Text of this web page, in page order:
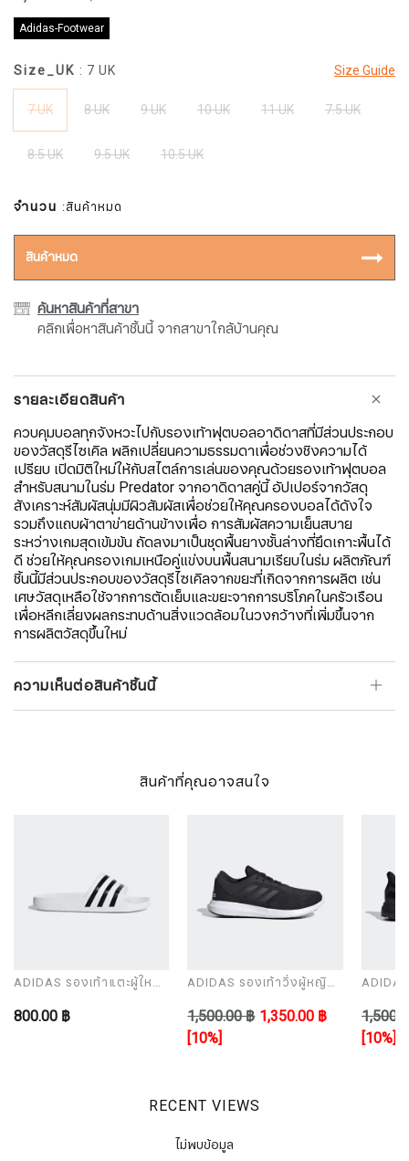
Adidas-Footwear
Size Guide
Size_UK : 7 UK
7 UK 8 UK 9 UK 10 UK 11 UK 7.5 UK
8.5 UK 9.5 UK 10.5 UK
จำนวน :สินค้าหมด
สินค้าหมด
ค้นหาสินค้าที่สาขา
คลิกเพื่อหาสินค้าชิ้นนี้ จากสาขาใกล้บ้านคุณ
รายละเอียดสินค้า
ควบคุมบอลทุกจังหวะไปกับรองเท้าฟุตบอลอาดิดาสที่มีส่วนประกอบ
ของวัสดุรีไซเคิล พลิกเปลี่ยนความธรรมดาเพื่อช่วงชิงความได้
เปรียบ เปิดมิติใหม่ให้กับสไตล์การเล่นของคุณด้วยรองเท้าฟุตบอล
สำหรับสนามในร่ม Predator จากอาดิดาสคู่นี้ อัปเปอร์จากวัสดุ
สังเคราะห์สัมผัสนุ่มมีผิวสัมผัสเพื่อช่วยให้คุณครองบอลได้ดังใจ
รวมถึงแถบผ้าตาข่ายด้านข้างเพื่อ การสัมผัสความเย็นสบาย
ระหว่างเกมสุดเข้มข้น ถัดลงมาเป็นชุดพื้นยางชั้นล่างที่ยึดเกาะพื้นได้
ดี ช่วยให้คุณครองเกมเหนือคู่แข่งบนพื้นสนามเรียบในร่ม ผลิตภัณฑ์
ชิ้นนี้มีส่วนประกอบของวัสดุรีไซเคิลจากขยะที่เกิดจากการผลิต เช่น
เศษวัสดุเหลือใช้จากการตัดเย็บและขยะจากการบริโภคในครัวเรือน
เพื่อหลีกเลี่ยงผลกระทบด้านสิ่งแวดล้อมในวงกว้างที่เพิ่มขึ้นจาก
การผลิตวัสดุขึ้นใหม่
ความเห็นต่อสินค้าชิ้นนี้
สินค้าที่คุณอาจสนใจ
ADIDAS รองเท้าแตะผู้ใหญ่
800.00 ฿
ADIDAS รองเท้าวิ่งผู้หญิง
1,500.00 ฿ 1,350.00 ฿
[10%]
[10%]
RECENT VIEWS
ไม่พบข้อมูล